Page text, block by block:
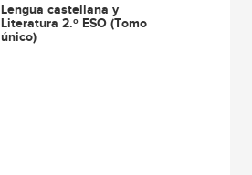
Lengua castellana y
Literatura 2.º ESO (Tomo
único)